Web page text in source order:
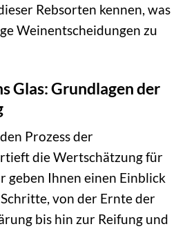
Rebsorten kennen, was
Weinentscheidungen zu
Glas: Grundlagen der
Prozess der
die Wertschätzung für
geben Ihnen einen Einblick
von der Ernte der
bis hin zur Reifung und